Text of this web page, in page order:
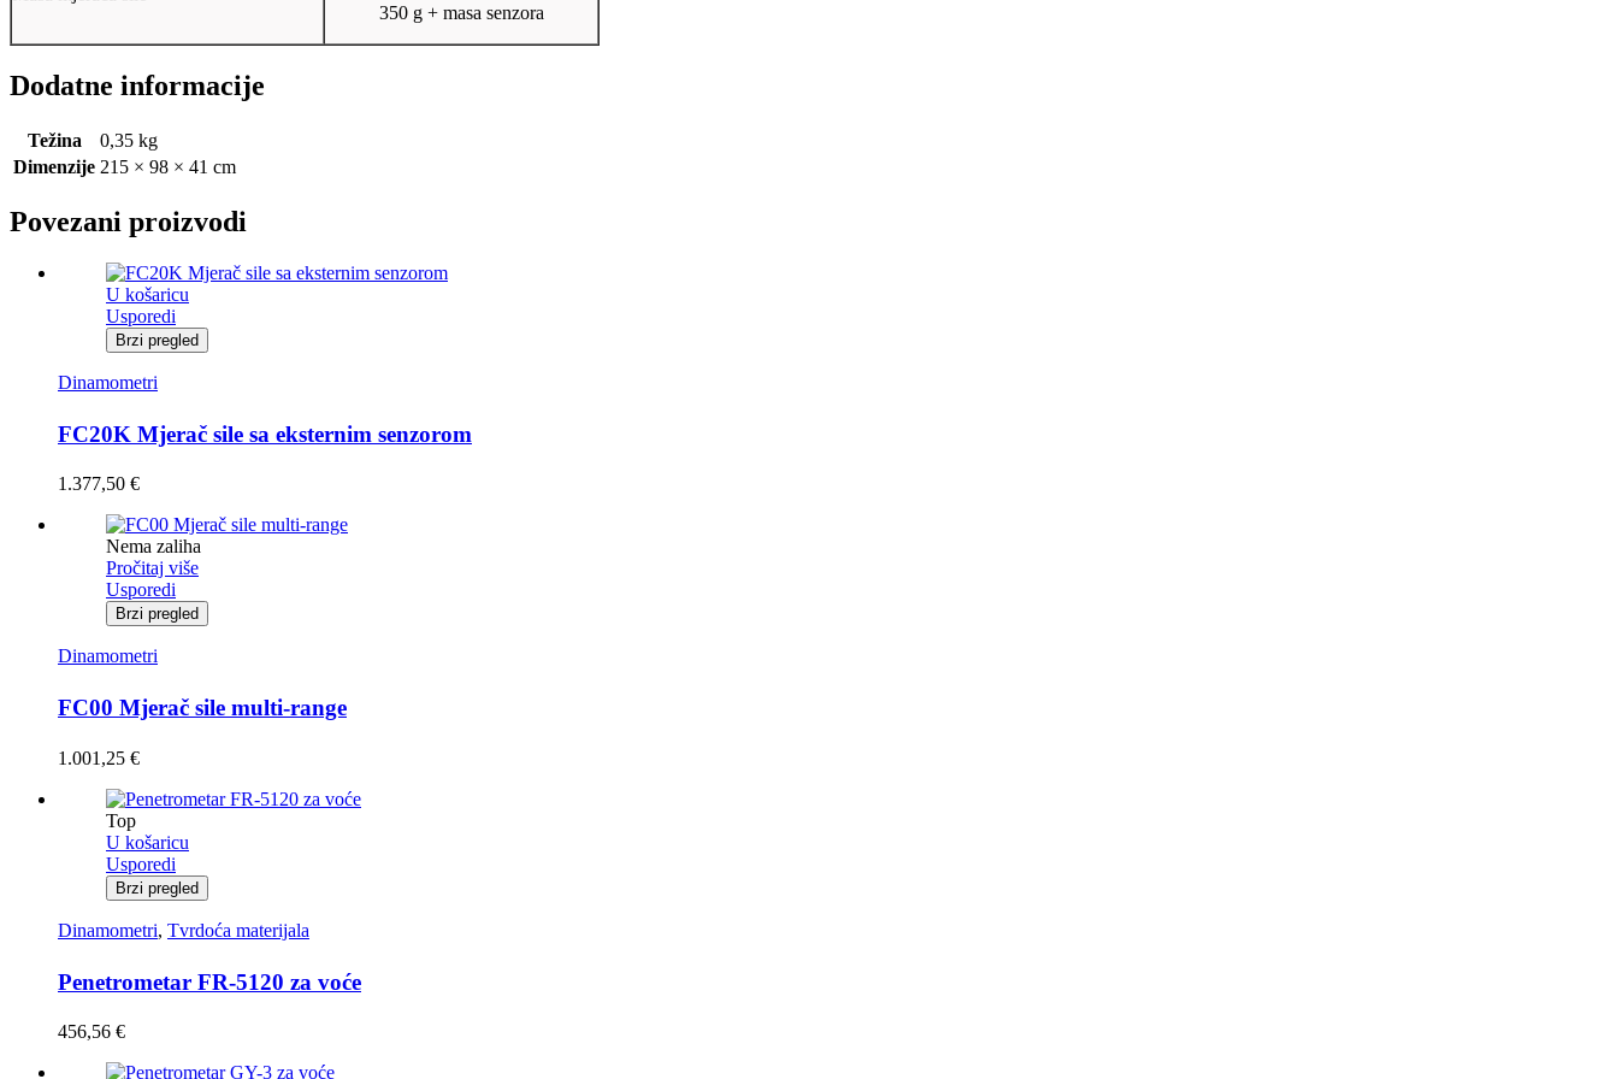
350 g + masa senzora
Dodatne informacije
Težina
0,35 kg
Dimenzije 215 × 98 × 41 cm
Povezani proizvodi
U košaricu
Usporedi
Brzi pregled
Dinamometri
FC20K Mjerač sile sa eksternim senzorom
1.377,50 €
Nema zaliha
Pročitaj više
Usporedi
Brzi pregled
Dinamometri
FC00 Mjerač sile multi-range
1.001,25 €
Top
U košaricu
Usporedi
Brzi pregled
Dinamometri, Tvrdoća materijala
Penetrometar FR-5120 za voće
456,56 €